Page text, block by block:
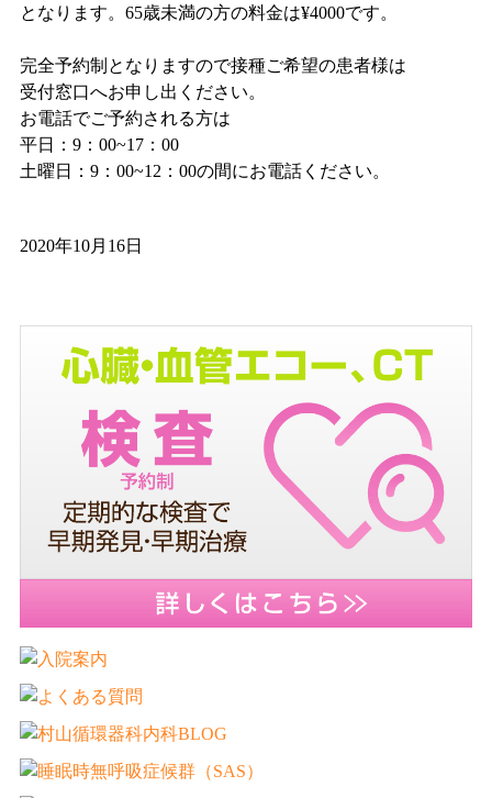
となります。65歳未満の方の料金は¥4000です。
完全予約制となりますので接種ご希望の患者様は
受付窓口へお申し出ください。
お電話でご予約される方は
平日：9：00~17：00
土曜日：9：00~12：00の間にお電話ください。
2020年10月16日